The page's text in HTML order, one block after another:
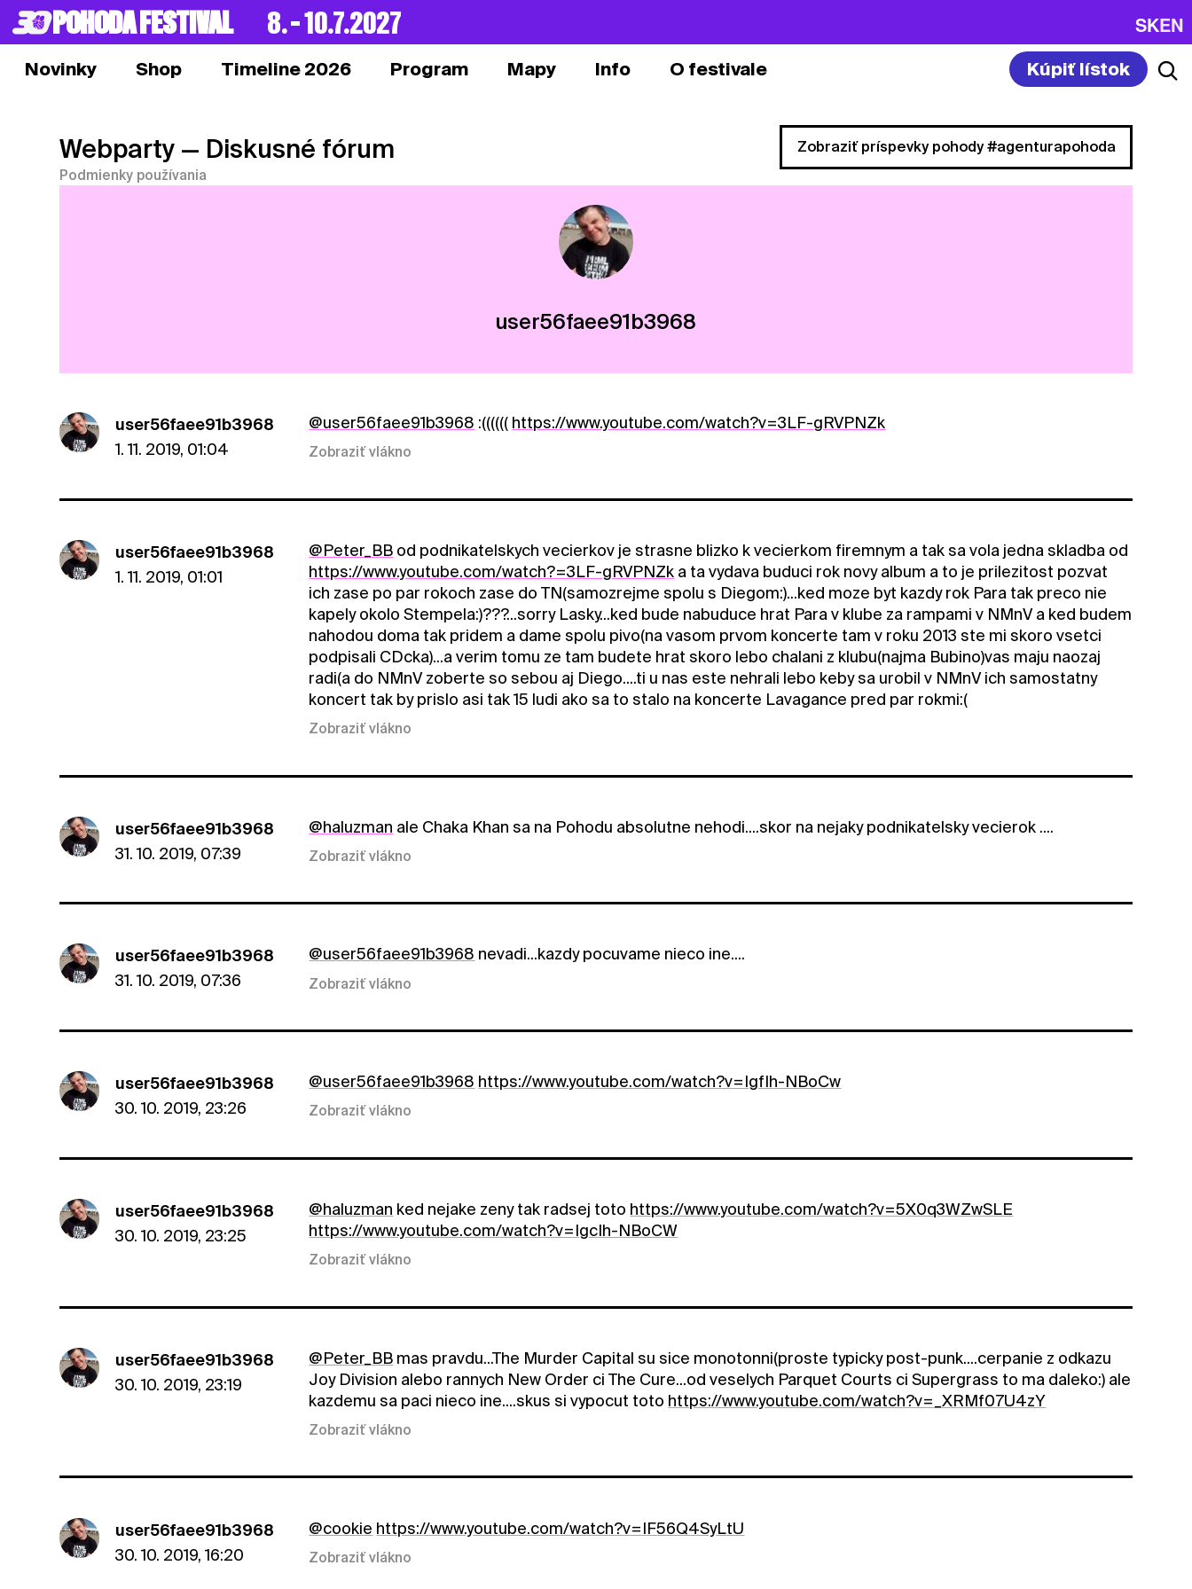
POHODA FESTIVAL 8. – 10.7.2027 SKEN
Novinky Shop Timeline 2026 Program Mapy Info O festivale Kúpiť lístok
Webparty — Diskusné fórum
Podmienky používania
Zobraziť príspevky pohody #agenturapohoda
user56faee91b3968
user56faee91b3968
1. 11. 2019, 01:04
@user56faee91b3968 :(((((( https://www.youtube.com/watch?v=3LF-gRVPNZk
Zobraziť vlákno
user56faee91b3968
1. 11. 2019, 01:01
@Peter_BB od podnikatelskych vecierkov je strasne blizko k vecierkom firemnym a tak sa vola jedna skladba od
https://www.youtube.com/watch?=3LF-gRVPNZk a ta vydava buduci rok novy album a to je prilezitost pozvat
ich zase po par rokoch zase do TN(samozrejme spolu s Diegom:)...ked moze byt kazdy rok Para tak preco nie
kapely okolo Stempela:)???...sorry Lasky...ked bude nabuduce hrat Para v klube za rampami v NMnV a ked budem
nahodou doma tak pridem a dame spolu pivo(na vasom prvom koncerte tam v roku 2013 ste mi skoro vsetci
podpisali CDcka)...a verim tomu ze tam budete hrat skoro lebo chalani z klubu(najma Bubino)vas maju naozaj
radi(a do NMnV zoberte so sebou aj Diego....ti u nas este nehrali lebo keby sa urobil v NMnV ich samostatny
koncert tak by prislo asi tak 15 ludi ako sa to stalo na koncerte Lavagance pred par rokmi:(
Zobraziť vlákno
user56faee91b3968
31. 10. 2019, 07:39
@haluzman ale Chaka Khan sa na Pohodu absolutne nehodi....skor na nejaky podnikatelsky vecierok ....
Zobraziť vlákno
user56faee91b3968
31. 10. 2019, 07:36
@user56faee91b3968 nevadi...kazdy pocuvame nieco ine....
Zobraziť vlákno
user56faee91b3968
30. 10. 2019, 23:26
@user56faee91b3968 https://www.youtube.com/watch?v=IgfIh-NBoCw
Zobraziť vlákno
user56faee91b3968
30. 10. 2019, 23:25
@haluzman ked nejake zeny tak radsej toto https://www.youtube.com/watch?v=5X0q3WZwSLE
https://www.youtube.com/watch?v=IgcIh-NBoCW
Zobraziť vlákno
user56faee91b3968
30. 10. 2019, 23:19
@Peter_BB mas pravdu...The Murder Capital su sice monotonni(proste typicky post-punk....cerpanie z odkazu
Joy Division alebo rannych New Order ci The Cure...od veselych Parquet Courts ci Supergrass to ma daleko:) ale
kazdemu sa paci nieco ine....skus si vypocut toto https://www.youtube.com/watch?v=_XRMf07U4zY
Zobraziť vlákno
user56faee91b3968
30. 10. 2019, 16:20
@cookie https://www.youtube.com/watch?v=IF56Q4SyLtU
Zobraziť vlákno